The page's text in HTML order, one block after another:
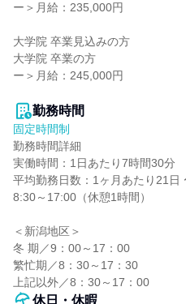
ー＞月給：235,000円
大学院 卒業見込みの方
大学院 卒業の方
ー＞月給：245,000円
勤務時間
固定時間制
勤務時間詳細
実働時間：1日あたり7時間30分
平均勤務日数：1ヶ月あたり21日
8:30～17:00（休憩1時間）
＜新潟地区＞
冬 期／9：00～17：00
繁忙期／8：30～17：30
上記以外／8：30～17：00
休日・休暇